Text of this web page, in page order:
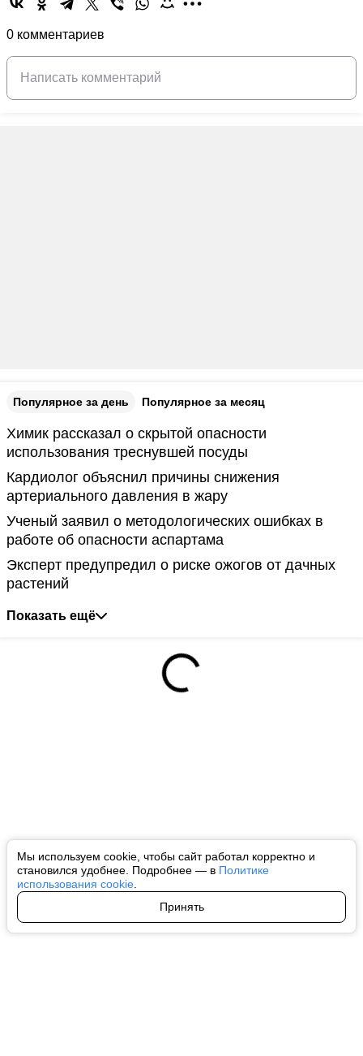
Мы используем cookie, чтобы сайт работал корректно и
становился удобнее. Подробнее — в Политике
использования cookie
Принять
0 комментариев
Популярное за день Популярное за месяц
Химик рассказал о скрытой опасности
использования треснувшей посуды
Кардиолог объяснил причины снижения
артериального давления в жару
Ученый заявил о методологических ошибках в
работе об опасности аспартама
Эксперт предупредил о риске ожогов от дачных
растений
Показать ещё